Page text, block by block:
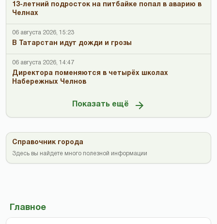
13-летний подросток на питбайке попал в аварию в
Челнах
06 августа 2026, 15:23
В Татарстан идут дожди и грозы
06 августа 2026, 14:47
Директора поменяются в четырёх школах
Набережных Челнов
Показать ещё
Справочник города
Здесь вы найдете много полезной информации
Главное